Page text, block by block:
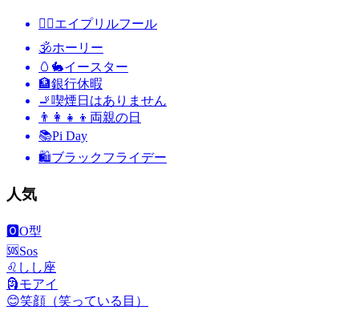
🙆‍♂️エイプリルフール
🕉ホーリー
🥚🐇イースター
🏦銀行休暇
🚬 喫煙日はありません
👨‍👩‍👧‍👦 両親の日
📚Pi Day
🛍ブラックフライデー
人気
🅾️O型
🆘Sos
♌ しし座
🗿モアイ
😊笑顔（笑っている目）